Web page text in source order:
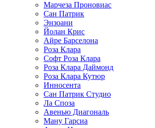
Марчеза Проновиас
Сан Патрик
Энзоани
Йолан Крис
Айре Барселона
Роза Клара
Софт Роза Клара
Роза Клара Даймонд
Роза Клара Кутюр
Инносента
Сан Патрик Студио
Ла Споза
Авенью Диагональ
Ману Гарсиа